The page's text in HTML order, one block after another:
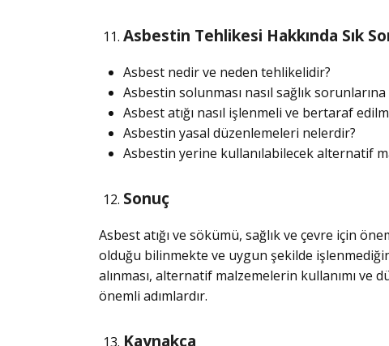
Asbestin Tehlikesi Hakkında Sık
Asbest nedir ve neden tehlikelidir?
Asbestin solunması nasıl sağlık
Asbest atığı nasıl işlenmeli ve bertaraf
Asbestin yasal düzenlemeleri nelerdir?
Asbestin yerine kullanılabilecek alternatif
Sonuç
Asbest atığı ve sökümü, sağlık ve çevre için
olduğu bilinmekte ve uygun şekilde
alınması, alternatif malzemelerin kullanımı ve
önemli adımlardır.
Kaynakça